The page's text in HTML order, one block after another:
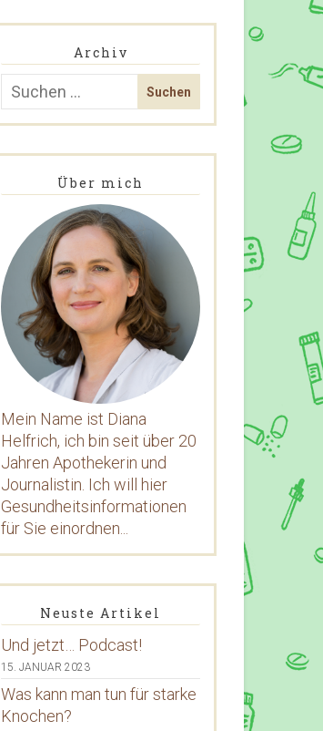
Archiv
Über mich
Mein Name ist Diana
Helfrich, ich bin seit über 20
Jahren Apothekerin und
Journalistin. Ich will hier
Gesundheitsinformationen
für Sie einordnen...
Neuste Artikel
Und jetzt… Podcast!
15. JANUAR 2023
Was kann man tun für starke
Knochen?